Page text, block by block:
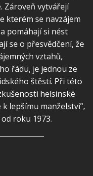
Zároveň vytvářejí
kterém se navzájem
pomáhají si nést
se o přesvědčení, že
vztahů,
řádu, je jednou ze
štěstí. Při této
helsinské
lepšímu manželství“,
roku 1973.